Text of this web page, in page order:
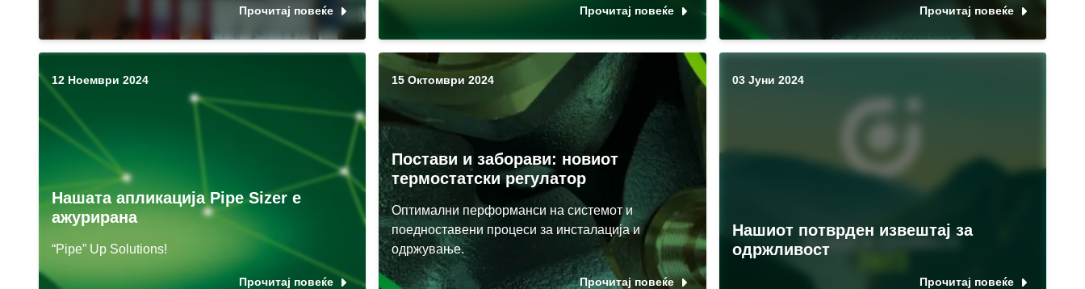
Прочитај повеќе Прочитај повеќе Прочитај повеќе
12 Ноември 2024
Нашата апликација Pipe Sizer е
ажурирана
“Pipe” Up Solutions!
Прочитај повеќе
15 Октомври 2024
Постави и заборави: новиот
термостатски регулатор
Оптимални перформанси на системот и
поедноставени процеси за инсталација и
одржување.
Прочитај повеќе
03 Јуни 2024
Нашиот потврден извештај за
одржливост
Прочитај повеќе